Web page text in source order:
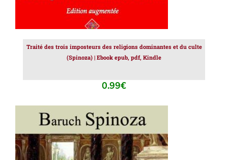
Traité des trois imposteurs des religions dominantes et du culte
(Spinoza) | Ebook epub, pdf, Kindle
0.99€